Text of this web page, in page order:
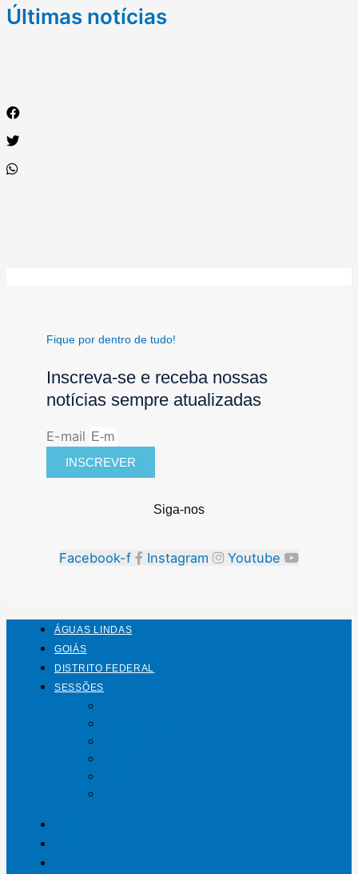
Últimas notícias
Fique por dentro de tudo!
Inscreva-se e receba nossas
notícias sempre atualizadas
E-mail
INSCREVER
Siga-nos
Facebook-f Instagram Youtube
ÁGUAS LINDAS
GOIÁS
DISTRITO FEDERAL
SESSÕES